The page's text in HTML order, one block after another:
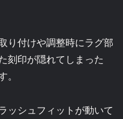
り付けや調整時にラグ部
刻印が隠れてしまった
ッシュフィットが動いて